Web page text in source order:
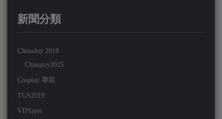
新聞分類
ChinaJoy 2018
Chinajoy2025
Cosplay 專區
TGS2019
VIPlayer